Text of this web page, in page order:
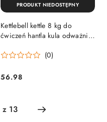
Kettlebell kettle 8 kg do
ćwiczeń hantla kula odważnik
różowy ModernHome
(0)
Cena:
56.98
PRODUKT NIEDOSTĘPNY